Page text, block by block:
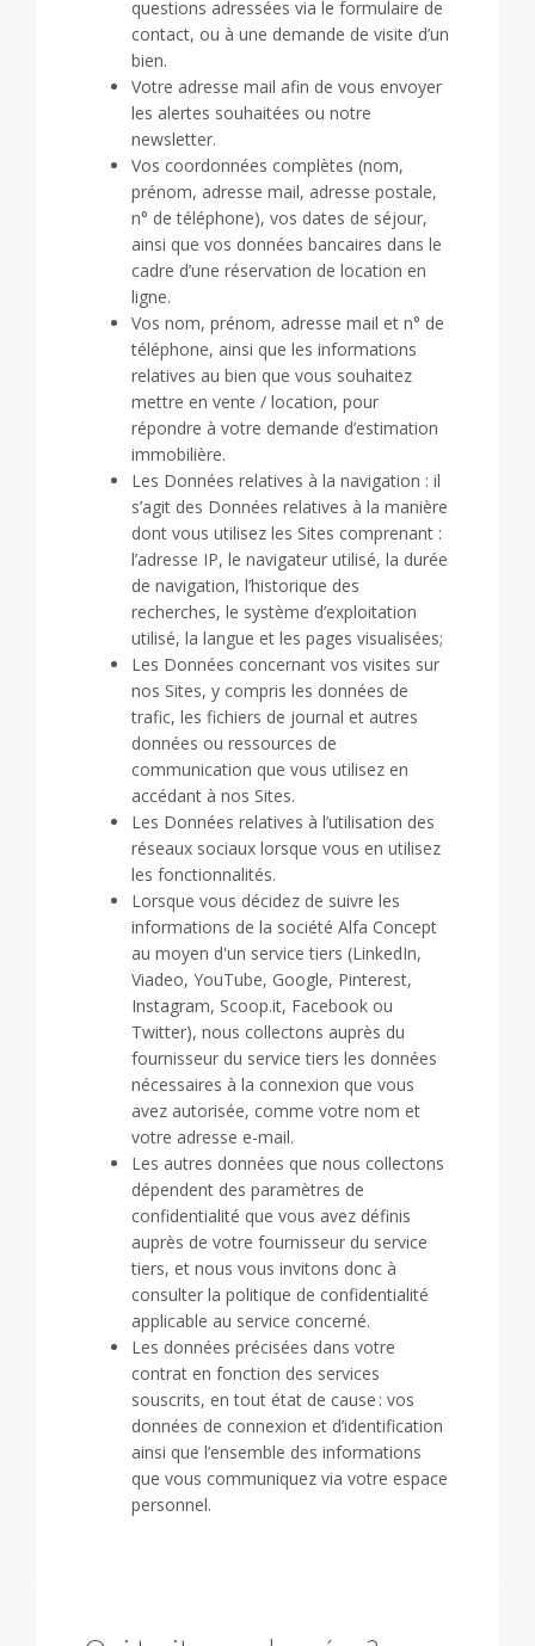
questions adressées via le formulaire de
contact, ou à une demande de visite d’un
bien.
Votre adresse mail afin de vous envoyer
les alertes souhaitées ou notre
newsletter.
Vos coordonnées complètes (nom,
prénom, adresse mail, adresse postale,
n° de téléphone), vos dates de séjour,
ainsi que vos données bancaires dans le
cadre d’une réservation de location en
ligne.
Vos nom, prénom, adresse mail et n° de
téléphone, ainsi que les informations
relatives au bien que vous souhaitez
mettre en vente / location, pour
répondre à votre demande d’estimation
immobilière.
Les Données relatives à la navigation : il
s’agit des Données relatives à la manière
dont vous utilisez les Sites comprenant :
l’adresse IP, le navigateur utilisé, la durée
de navigation, l’historique des
recherches, le système d’exploitation
utilisé, la langue et les pages visualisées;
Les Données concernant vos visites sur
nos Sites, y compris les données de
trafic, les fichiers de journal et autres
données ou ressources de
communication que vous utilisez en
accédant à nos Sites.
Les Données relatives à l’utilisation des
réseaux sociaux lorsque vous en utilisez
les fonctionnalités.
Lorsque vous décidez de suivre les
informations de la société Alfa Concept
au moyen d'un service tiers (LinkedIn,
Viadeo, YouTube, Google, Pinterest,
Instagram, Scoop.it, Facebook ou
Twitter), nous collectons auprès du
fournisseur du service tiers les données
nécessaires à la connexion que vous
avez autorisée, comme votre nom et
votre adresse e-mail.
Les autres données que nous collectons
dépendent des paramètres de
confidentialité que vous avez définis
auprès de votre fournisseur du service
tiers, et nous vous invitons donc à
consulter la politique de confidentialité
applicable au service concerné.
Les données précisées dans votre
contrat en fonction des services
souscrits, en tout état de cause : vos
données de connexion et d’identification
ainsi que l’ensemble des informations
que vous communiquez via votre espace
personnel.